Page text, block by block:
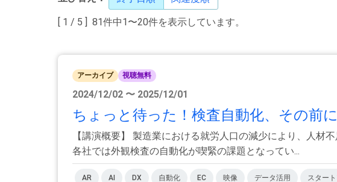
[ 1 / 5 ] 81件中1〜20件を表示しています。
アーカイブ 視聴無料
2024/12/02 〜 2025/12/01
ちょっと待った！検査自動化、その前
【講演概要】 製造業における就労人口の減少により、人材
各社では外観検査の自動化が喫緊の課題となってい...
AR AI DX 自動化 EC 映像 データ活用 スター